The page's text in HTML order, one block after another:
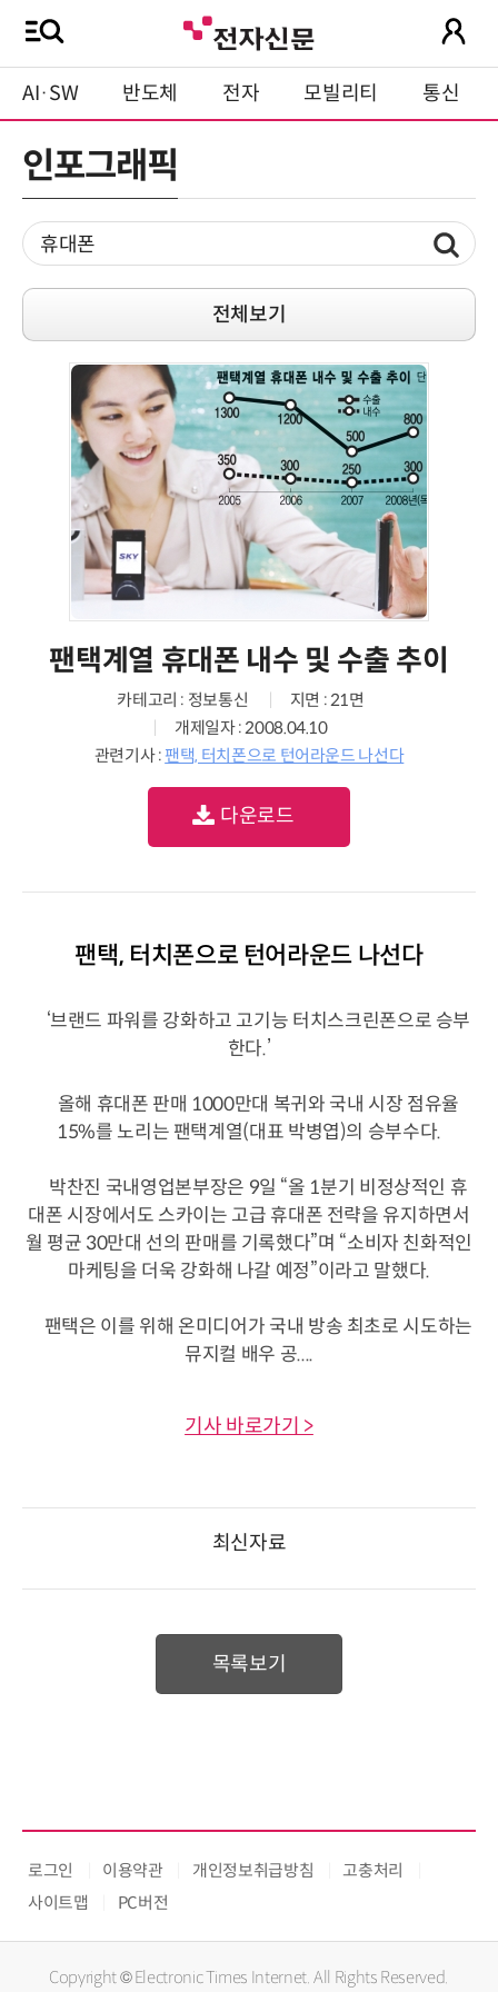
AI·SW 반도체 전자 모빌리티 통신
인포그래픽
전체보기
팬택계열 휴대폰 내수 및 수출 추이
카테고리 : 정보통신
지면 : 21면
개제일자 : 2008.04.10
관련기사 : 팬택, 터치폰으로 턴어라운드 나선다
다운로드
팬택, 터치폰으로 턴어라운드 나선다
‘브랜드 파워를 강화하고 고기능 터치스크린폰으로 승부
한다.’
올해 휴대폰 판매 1000만대 복귀와 국내 시장 점유율
15%를 노리는 팬택계열(대표 박병엽)의 승부수다.
박찬진 국내영업본부장은 9일 “올 1분기 비정상적인 휴
대폰 시장에서도 스카이는 고급 휴대폰 전략을 유지하면서
월 평균 30만대 선의 판매를 기록했다”며 “소비자 친화적인
마케팅을 더욱 강화해 나갈 예정”이라고 말했다.
팬택은 이를 위해 온미디어가 국내 방송 최초로 시도하는
뮤지컬 배우 공....
기사 바로가기 >
최신자료
목록보기
로그인 이용약관 개인정보취급방침
고충처리
사이트맵
PC버전
Copyright © Electronic Times Internet. All Rights Reserved.